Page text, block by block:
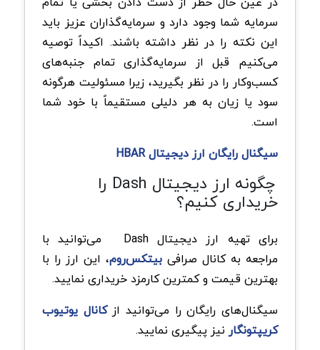
سرمایه شما وجود دارد و سرمایه‌گذاران عزیز باید
این نکته را در نظر داشته باشند. اکیداً توصیه
می‌کنیم قبل از سرمایه‌گذاری تمام جنبه‌های
کسب‌وکار را در نظر بگیرید، زیرا مسئولیت هرگونه
سود یا زیان به هر دلیلی مستقیماً با خود شما
است.
سیگنال رایگان ارز دیجیتال HBAR
چگونه ارز دیجیتال Dash را
خریداری کنیم؟
برای تهیه ارز دیجیتال Dash
می‌توانید با
مراجعه به کانال صرافی بیتکس‌روم، این ارز را با
بهترین قیمت و کمترین کارمزد خریداری نمایید.
سیگنال‌های رایگان را می‌توانید ازکانال یوتیوب
کریپتونگار نیز پیگیری نمایید.